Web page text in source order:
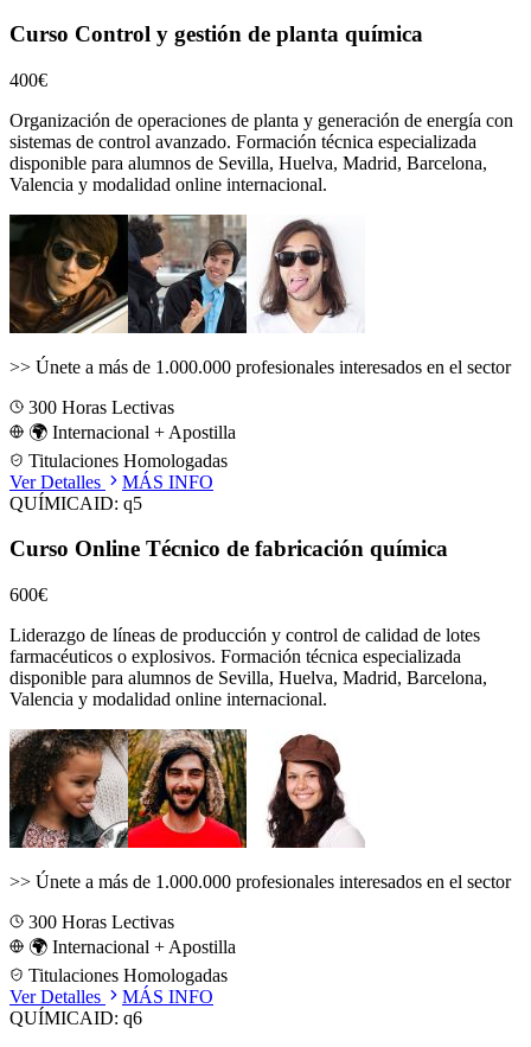
Curso Control y gestión de planta química
400€
Organización de operaciones de planta y generación de energía con
sistemas de control avanzado. Formación técnica especializada
disponible para alumnos de Sevilla, Huelva, Madrid, Barcelona,
Valencia y modalidad online internacional.
>> Únete a más de 1.000.000 profesionales interesados en el sector
300 Horas Lectivas
🌍 Internacional + Apostilla
Titulaciones Homologadas
Ver Detalles
MÁS INFO
QUÍMICAID: q5
Curso Online Técnico de fabricación química
600€
Liderazgo de líneas de producción y control de calidad de lotes
farmacéuticos o explosivos. Formación técnica especializada
disponible para alumnos de Sevilla, Huelva, Madrid, Barcelona,
Valencia y modalidad online internacional.
>> Únete a más de 1.000.000 profesionales interesados en el sector
300 Horas Lectivas
🌍 Internacional + Apostilla
Titulaciones Homologadas
Ver Detalles
MÁS INFO
QUÍMICAID: q6